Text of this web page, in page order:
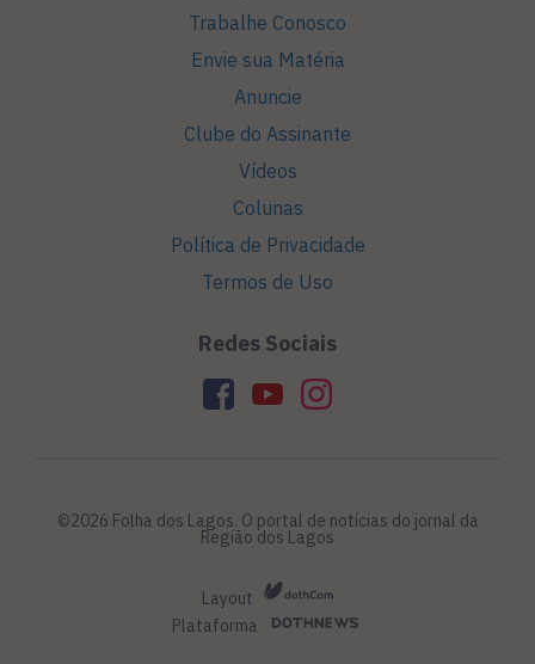
Trabalhe Conosco
Envie sua Matéria
Anuncie
Clube do Assinante
Vídeos
Colunas
Política de Privacidade
Termos de Uso
Redes Sociais
©2026 Folha dos Lagos. O portal de notícias do jornal da
Região dos Lagos
Layout
Plataforma